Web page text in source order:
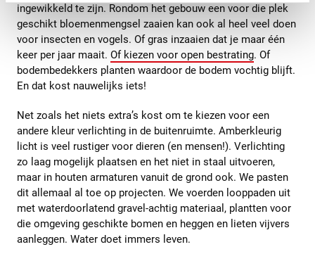
ingewikkeld te zijn. Rondom het gebouw een voor die plek
geschikt bloemenmengsel zaaien kan ook al heel veel doen
voor insecten en vogels. Of gras inzaaien dat je maar één
keer per jaar maait. Of kiezen voor open bestrating. Of
bodembedekkers planten waardoor de bodem vochtig blijft.
En dat kost nauwelijks iets!
Net zoals het niets extra’s kost om te kiezen voor een
andere kleur verlichting in de buitenruimte. Amberkleurig
licht is veel rustiger voor dieren (en mensen!). Verlichting
zo laag mogelijk plaatsen en het niet in staal uitvoeren,
maar in houten armaturen vanuit de grond ook. We pasten
dit allemaal al toe op projecten. We voerden looppaden uit
met waterdoorlatend gravel-achtig materiaal, plantten voor
die omgeving geschikte bomen en heggen en lieten vijvers
aanleggen. Water doet immers leven.